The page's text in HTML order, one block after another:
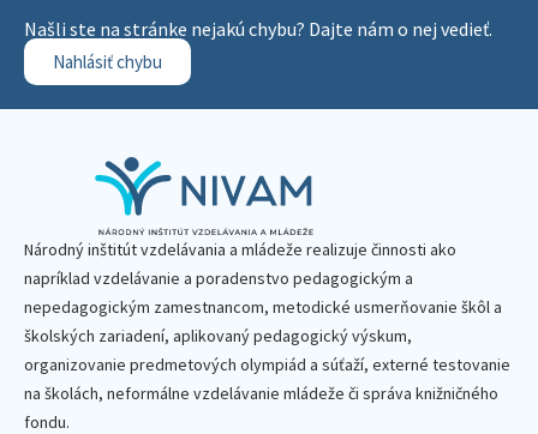
Našli ste na stránke nejakú chybu? Dajte nám o nej vedieť.
Nahlásiť chybu
Národný inštitút vzdelávania a mládeže realizuje činnosti ako
napríklad vzdelávanie a poradenstvo pedagogickým a
nepedagogickým zamestnancom, metodické usmerňovanie škôl a
školských zariadení, aplikovaný pedagogický výskum,
organizovanie predmetových olympiád a súťaží, externé testovanie
na školách, neformálne vzdelávanie mládeže či správa knižničného
fondu.